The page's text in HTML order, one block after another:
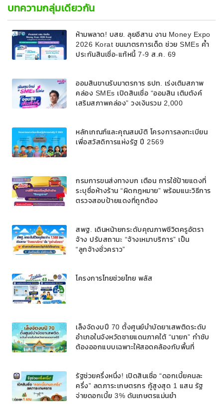
บทความกลุ่มเดียวกัน
ห้ามพลาด! บสย. ลุยอีสาน งาน Money Expo
2026 Korat ขนมาตรการเด็ด ช่วย SMEs ค้ำ
ประกันสินเชื่อ-แก้หนี้ 7-9 ส.ค. 69
ออมสินขานรับมาตรการ ธปท. เร่งเติมสภาพ
คล่อง SMEs เปิดสินเชื่อ “ออมสิน เติมตังค์
เสริมสภาพคล่อง” วงเงินรวม 2,000
หลักเกณฑ์และคุณสมบัติ โครงการลงทะเบียน
เพื่อสวัสดิการแห่งรัฐ ปี 2569
กรมการขนส่งทางบก เตือน การใช้ป้ายแดงที่
ระบุชื่อห้างร้าน “ผิดกฎหมาย” พร้อมแนะวิธีการ
ตรวจสอบป้ายแดงที่ถูกต้อง
สพฐ. เดินหน้ายกระดับคุณภาพชีวิตครูอัตรา
จ้าง ปรับสถานะ “จ้างเหมาบริการ” เป็น
“ลูกจ้างชั่วคราว”
โครงการไทยช่วยไทย พลัส
เล็งจัดงบปี 70 ตั้งศูนย์บำบัดยาเสพติดระดับ
อำเภอในจังหวัดชายแดนภาคใต้ “นายก” กำชับ
ต้องออกแบบเฉพาะให้สอดคล้องกับพื้นที่
รัฐช่วยครึ่งหนึ่ง! เปิดสินเชื่อ “ดอกเบี้ยคนละ
ครึ่ง” ลดภาระเกษตรกร กู้สูงสุด 1 แสน รัฐ
จ่ายดอกเบี้ย 3% ดันเกษตรแม่นยำ